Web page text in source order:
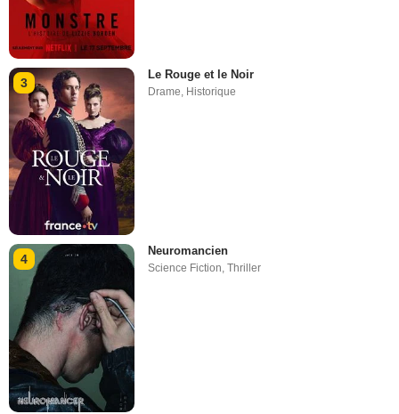
3
Le Rouge et le Noir
Drame, Historique
4
Neuromancien
Science Fiction,Thriller